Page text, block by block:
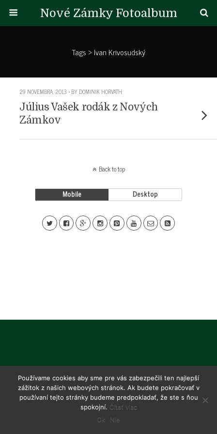
Nové Zámky Fotoalbum
Tags › Ivan Krivosudský
29 NOVEMBRA, 2013 • BY DOMINIK HORVATH
Július Vašek rodák z Nových
Zámkov
Back to top
Mobile Desktop
Používame cookies aby sme pre vás zabezpečili ten najlepší
zážitok z našich webových stránok. Ak budete pokračovať v
používaní tejto stránky budeme predpokladať, že ste s ňou
spokojní. Čítať viac
Ok
Nie